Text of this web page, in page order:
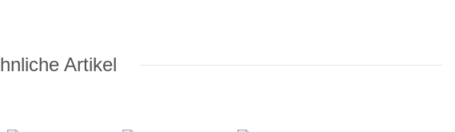
Artikel